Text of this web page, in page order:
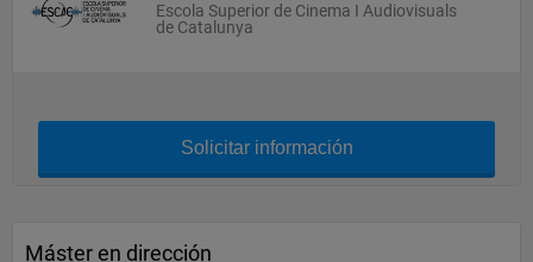
Escola Superior de Cinema I Audiovisuals
de Catalunya
Solicitar información
Máster en dirección